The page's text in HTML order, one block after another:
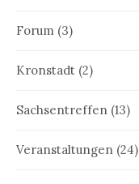
Forum (3)
Kronstadt (2)
Sachsentreffen (13)
Veranstaltungen (24)